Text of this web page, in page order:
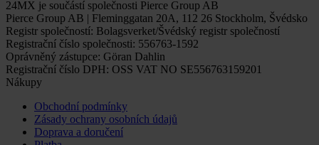
24MX je součástí společnosti Pierce Group AB
Pierce Group AB | Fleminggatan 20A, 112 26 Stockholm, Švédsko
Registr společností: Bolagsverket/Švédský registr společností
Registrační číslo společnosti: 556763-1592
Oprávněný zástupce: Göran Dahlin
Registrační číslo DPH: OSS VAT NO SE556763159201
Nákupy
Obchodní podmínky
Zásady ochrany osobních údajů
Doprava a doručení